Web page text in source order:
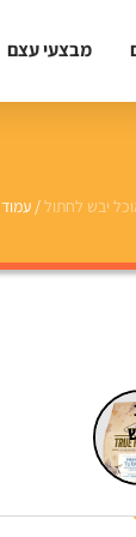
מבצעי עצם
יבש לחתול/ עמוד 5